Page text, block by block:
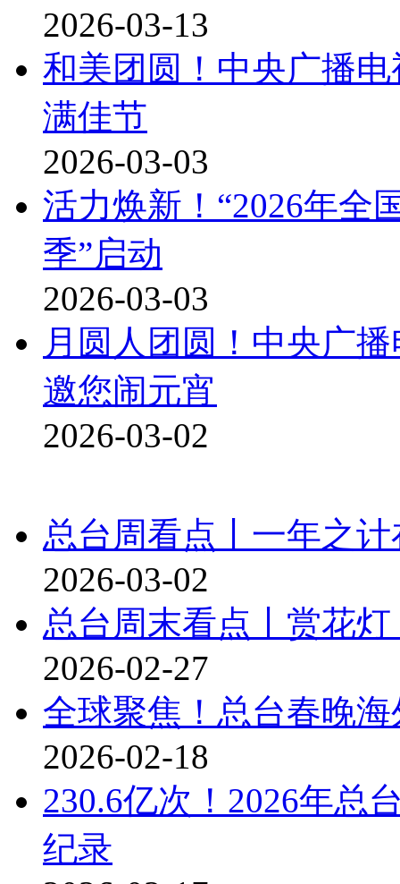
2026-03-13
和美团圆！中央广播
满佳节
2026-03-03
活力焕新！“2026年全
季”启动
2026-03-03
月圆人团圆！中央广
邀您闹元宵
2026-03-02
总台周看点丨一年之
2026-03-02
总台周末看点丨赏花
2026-02-27
全球聚焦！总台春晚
2026-02-18
230.6亿次！2026年总
纪录